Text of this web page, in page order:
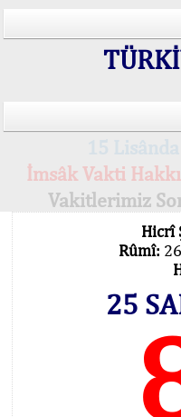
İmsâk Vakti
Vakitlerimiz
Hicrî
Rûmî:
25